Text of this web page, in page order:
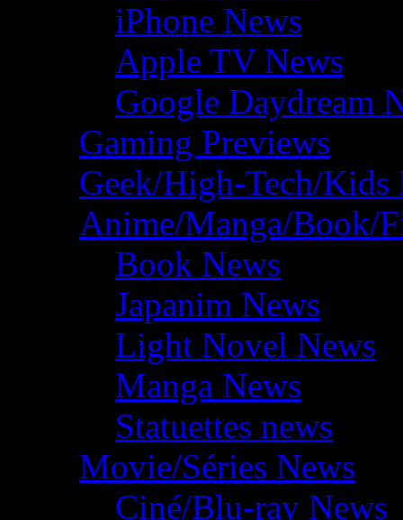
iPhone News
Apple TV News
Google Daydream
Gaming Previews
Geek/High-Tech/Kids
Anime/Manga/Book/
Book News
Japanim News
Light Novel News
Manga News
Statuettes news
Movie/Séries News
Ciné/Blu-ray News